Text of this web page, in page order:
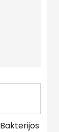
Bakterijos